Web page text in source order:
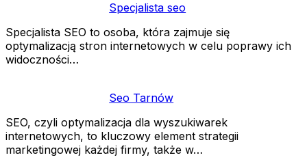
Specjalista seo
Specjalista SEO to osoba, która zajmuje się
optymalizacją stron internetowych w celu poprawy ich
widoczności…
Seo Tarnów
SEO, czyli optymalizacja dla wyszukiwarek
internetowych, to kluczowy element strategii
marketingowej każdej firmy, także w…